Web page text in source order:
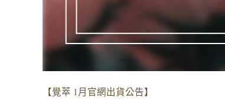
【覺萃 1月官網出貨公告】